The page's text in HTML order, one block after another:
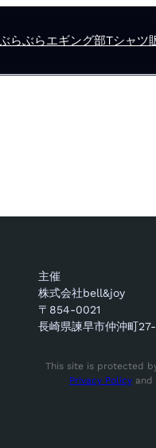
らぶらエギング部Tシャツ
主催
株式会社bell&joy
〒854-0021
長崎県諫早市仲沖町
This site is protected
Privacy Policy and